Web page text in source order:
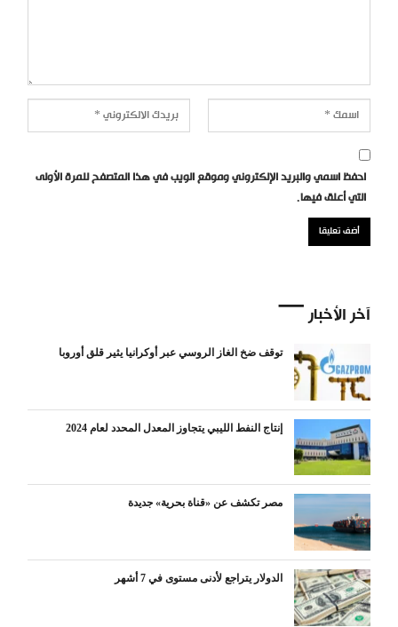
احفظ اسمي والبريد الإلكتروني وموقع الويب في هذا المتصفح للمرة الأولى
التي أعلق فيها.
آخر الأخبار
توقف ضخ الغاز الروسي عبر أوكرانيا يثير قلق أوروبا
إنتاج النفط الليبي يتجاوز المعدل المحدد لعام 2024
مصر تكشف عن «قناة بحرية» جديدة
الدولار يتراجع لأدنى مستوى في 7 أشهر